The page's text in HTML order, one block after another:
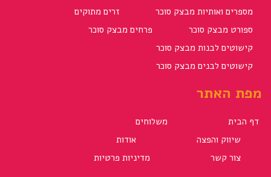
מספרים ואותיות מבצק סוכר
זרים מתוקים
ספורט מבצק סוכר
פרחים מבצק סוכר
קישוטים לבנות מבצק סוכר
קישוטים לבנים מבצק סוכר
מפת האתר
דף הבית
משלוחים
שיווק והפצה
אודות
צור קשר
מדיניות פרטיות